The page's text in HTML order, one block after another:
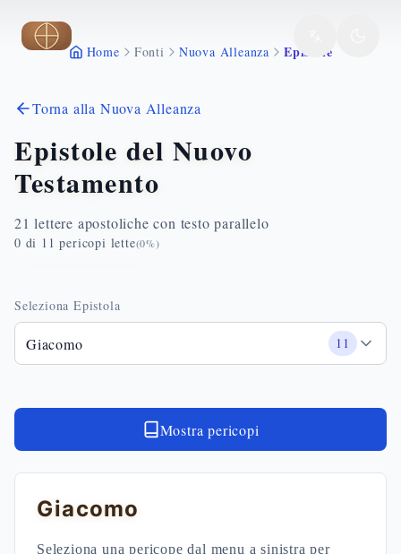
Vai al contenuto principale
Home Fonti Nuova Alleanza Epistole
Torna alla Nuova Alleanza
Epistole del Nuovo
Testamento
21 lettere apostoliche con testo parallelo
0 di 11 pericopi lette(0%)
Seleziona Epistola
Giacomo 11
Mostra pericopi
Giacomo
Seleziona una pericope dal menu a sinistra per